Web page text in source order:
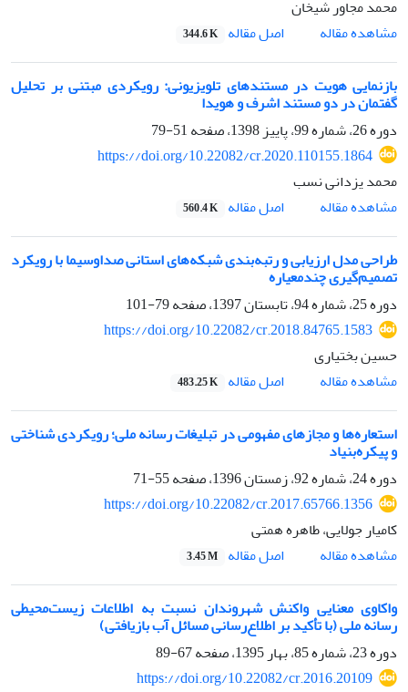
محمد مجاور شیخان
مشاهده مقاله
اصل مقاله 344.6 K
بازنمایی هویت در مستندهای تلویزیونی: رویکردی مبتنی بر تحلیل
گفتمان در دو مستند اشرف و هویدا
دوره 26، شماره 99، پاییز 1398، صفحه
51-79
https://doi.org/10.22082/cr.2020.110155.1864
محمد یزدانی نسب
مشاهده مقاله
اصل مقاله 560.4 K
طراحی مدل ارزیابی و رتبه‌بندی شبکه‌های استانی صدا‌و‌سیما با رویکرد
تصمیم‌گیری چند‌معیاره
دوره 25، شماره 94، تابستان 1397، صفحه
79-101
https://doi.org/10.22082/cr.2018.84765.1583
حسین بختیاری
مشاهده مقاله
اصل مقاله 483.25 K
استعا‌ره‌ها و مجازهای مفهومی در تبلیغات رسانه ملی؛ رویکردی شناختی
و پیکره‌بنیاد
دوره 24، شماره 92، زمستان 1396، صفحه
55-71
https://doi.org/10.22082/cr.2017.65766.1356
کامیار جولایی، طاهره همتی
مشاهده مقاله
اصل مقاله 3.45 M
واکاوی معنایی واکنش شهروندان نسبت به اطلاعات زیست‌محیطی
رسانه ملی (با تأکید بر اطلاع‌رسانی مسائل آب بازیافتی)
دوره 23، شماره 85، بهار 1395، صفحه
67-89
https://doi.org/10.22082/cr.2016.20109